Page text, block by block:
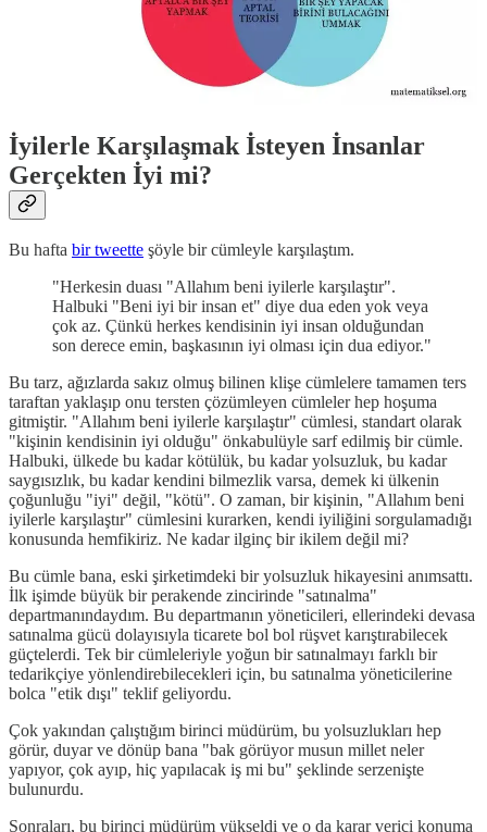
İyilerle Karşılaşmak İsteyen İnsanlar
Gerçekten İyi mi?
Bu hafta bir tweette şöyle bir cümleyle karşılaştım.
"Herkesin duası "Allahım beni iyilerle karşılaştır".
Halbuki "Beni iyi bir insan et" diye dua eden yok veya
çok az. Çünkü herkes kendisinin iyi insan olduğundan
son derece emin, başkasının iyi olması için dua ediyor."
Bu tarz, ağızlarda sakız olmuş bilinen klişe cümlelere tamamen ters
taraftan yaklaşıp onu tersten çözümleyen cümleler hep hoşuma
gitmiştir. "Allahım beni iyilerle karşılaştır" cümlesi, standart olarak
"kişinin kendisinin iyi olduğu" önkabulüyle sarf edilmiş bir cümle.
Halbuki, ülkede bu kadar kötülük, bu kadar yolsuzluk, bu kadar
saygısızlık, bu kadar kendini bilmezlik varsa, demek ki ülkenin
çoğunluğu "iyi" değil, "kötü". O zaman, bir kişinin, "Allahım beni
iyilerle karşılaştır" cümlesini kurarken, kendi iyiliğini sorgulamadığı
konusunda hemfikiriz. Ne kadar ilginç bir ikilem değil mi?
Bu cümle bana, eski şirketimdeki bir yolsuzluk hikayesini anımsattı.
İlk işimde büyük bir perakende zincirinde "satınalma"
departmanındaydım. Bu departmanın yöneticileri, ellerindeki devasa
satınalma gücü dolayısıyla ticarete bol bol rüşvet karıştırabilecek
güçtelerdi. Tek bir cümleleriyle yoğun bir satınalmayı farklı bir
tedarikçiye yönlendirebilecekleri için, bu satınalma yöneticilerine
bolca "etik dışı" teklif geliyordu.
Çok yakından çalıştığım birinci müdürüm, bu yolsuzlukları hep
görür, duyar ve dönüp bana "bak görüyor musun millet neler
yapıyor, çok ayıp, hiç yapılacak iş mi bu" şeklinde serzenişte
bulunurdu.
Sonraları, bu birinci müdürüm yükseldi ve o da karar verici konuma